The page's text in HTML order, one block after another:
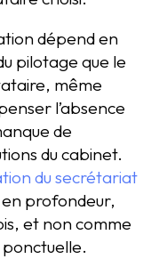
dépend en
pilotage que le
même
l’absence
de
du cabinet.
du secrétariat
en profondeur,
et non comme